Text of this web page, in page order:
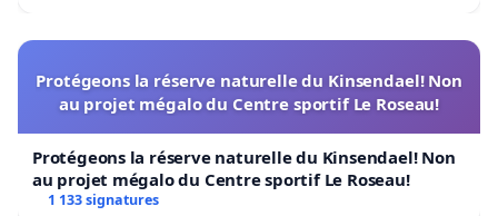
Protégeons la réserve naturelle du Kinsendael! Non
au projet mégalo du Centre sportif Le Roseau!
Protégeons la réserve naturelle du Kinsendael! Non
au projet mégalo du Centre sportif Le Roseau!
1 133 signatures